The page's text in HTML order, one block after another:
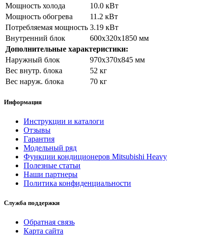
Мощность холода
10.0 кВт
Мощность обогрева
11.2 кВт
Потребляемая мощность 3.19 кВт
Внутренний блок
600x320x1850 мм
Дополнительные характеристики:
Наружный блок
970x370x845 мм
Вес внутр. блока
52 кг
Вес наруж. блока
70 кг
Информация
Инструкции и каталоги
Отзывы
Гарантия
Модельный ряд
Функции кондиционеров Mitsubishi Heavy
Полезные статьи
Наши партнеры
Политика конфиденциальности
Служба поддержки
Обратная связь
Карта сайта